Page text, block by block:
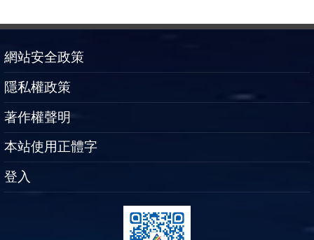
網站安全政策
隱私權政策
著作權聲明
本站使用正體字
登入